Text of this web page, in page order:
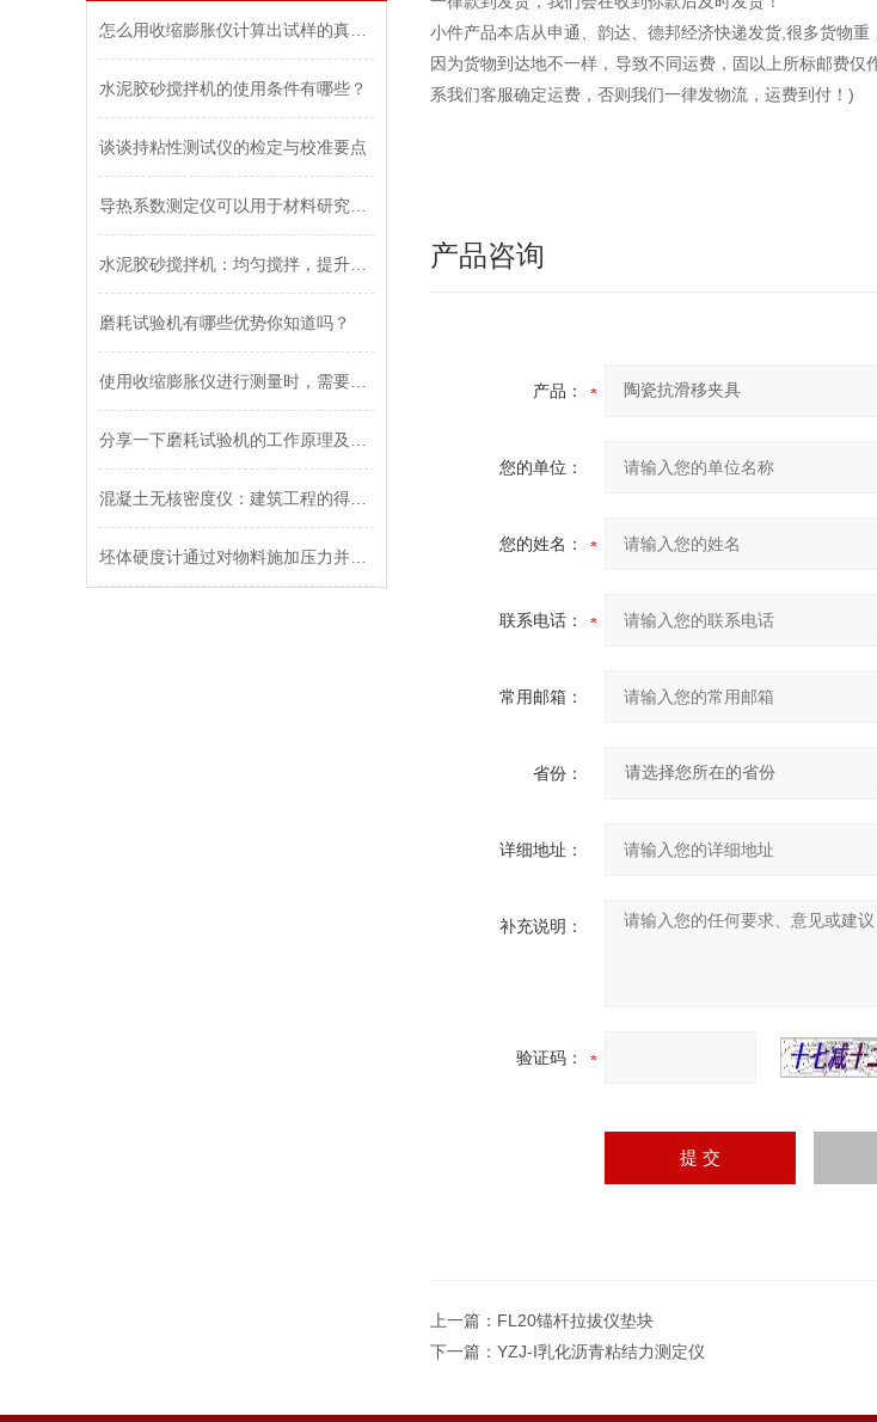
水泥胶砂搅拌机​的使用条件有哪些？
谈谈持粘性测试仪的检定与校准要点
磨耗试验机有哪些优势你知道吗？
小件产品本店从申通、韵达、德邦经济快递发货,很多货物
因为货物到达地不一样，导致不同运费，固以上所标邮费
系我们客服确定运费，否则我们一律发物流，运费到付！)
产品咨询
产品：
您的单位：
您的姓名：
联系电话：
常用邮箱：
省份：
详细地址：
补充说明：
验证码：
上一篇： FL20锚杆拉拔仪垫块
下一篇： YZJ-I乳化沥青粘结力测定仪